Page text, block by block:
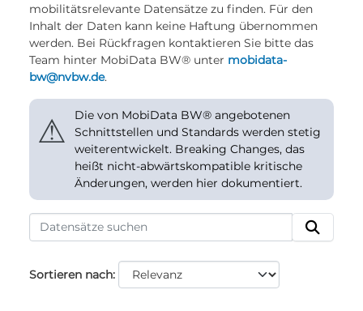
mobilitätsrelevante Datensätze zu finden. Für den
Inhalt der Daten kann keine Haftung übernommen
werden. Bei Rückfragen kontaktieren Sie bitte das
Team hinter MobiData BW® unter mobidata-
bw@nvbw.de.
⚠
Die von MobiData BW® angebotenen
Schnittstellen und Standards werden stetig
weiterentwickelt. Breaking Changes, das
heißt nicht-abwärtskompatible kritische
Änderungen, werden hier dokumentiert.
Sortieren nach